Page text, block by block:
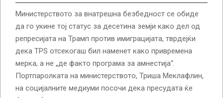
Министерството за внатрешна безбедност се обиде
да го укине тој статус за десетина земји како дел од
репресијата на Трамп против имиграцијата, тврдејќи
дека TPS отсекогаш бил наменет како привремена
мерка, а не „де факто програма за амнестија“.
Портпаролката на министерството, Триша Меклафлин,
на социјалните медиуми посочи дека пресудата ќе